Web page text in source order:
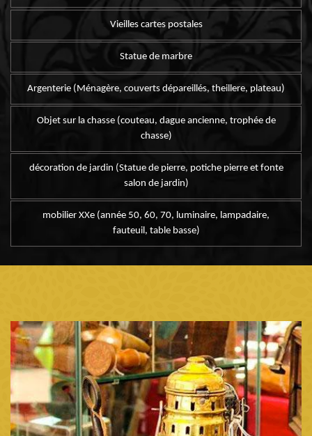
Vieilles cartes postales
Statue de marbre
Argenterie (Ménagère, couverts dépareillés, theillere, plateau)
Objet sur la chasse (couteau, dague ancienne, trophée de
chasse)
décoration de jardin (Statue de pierre, potiche pierre et fonte
salon de jardin)
mobilier XXe (année 50, 60, 70, luminaire, lampadaire,
fauteuil, table basse)